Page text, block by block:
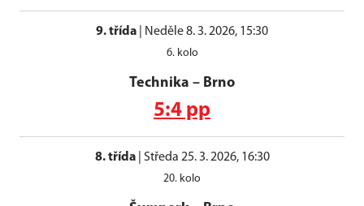
9. třída Neděle 8. 3. 2026, 15:30
6. kolo
Technika – Brno
5:4 pp
8. třída| Středa 25. 3. 2026, 16:30
20. kolo